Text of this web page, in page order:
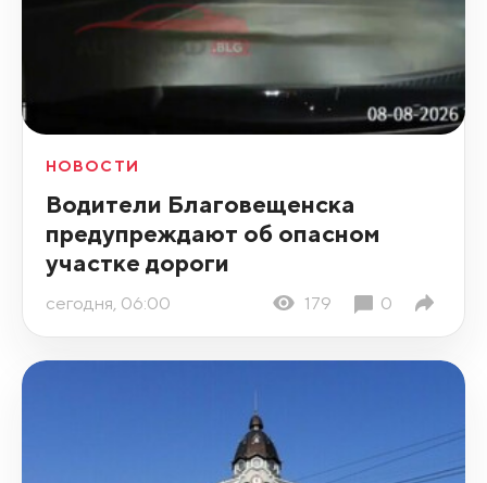
НОВОСТИ
Водители Благовещенска
предупреждают об опасном
участке дороги
сегодня, 06:00 179 0